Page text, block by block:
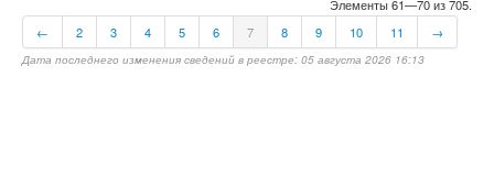
Элементы 61—70 из 705.
←
2 3 4 5 6 7 8 9 10 11 →
Дата последнего изменения сведений в реестре: 05 августа 2026 16:13